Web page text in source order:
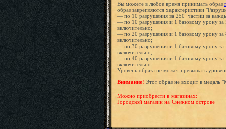
Вы можете в любое время принимать образ
образ закрепляются характеристики
— по 10 разрушения за 250 частиц за
— по 10 разрушения и 1 базовому урону за
включительно;
— по 20 разрушения и 1 базовому урону за
включительно;
— по 30 разрушения и 1 базовому урону за
включительно;
— по 40 разрушения и 1 базовому урону за
включительно.
Уровень образа не может превышать
Внимание! Этот образ не входит в медаль
Можно приобрести в магазинах:
Городской магазин на Снежном острове